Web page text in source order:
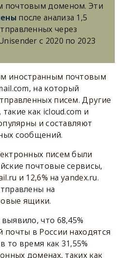
почтовым доменом. Эти
после анализа 1,5
через
с 2020 по 2023
иностранным почтовым
на который
писем. Другие
как icloud.com и
и составляют
сообщений.
писем были
почтовые сервисы,
и 12,6% на yandex.ru.
на
ящики.
что 68,45%
почты в России находятся
то время как 31,55%
доменах, таких как